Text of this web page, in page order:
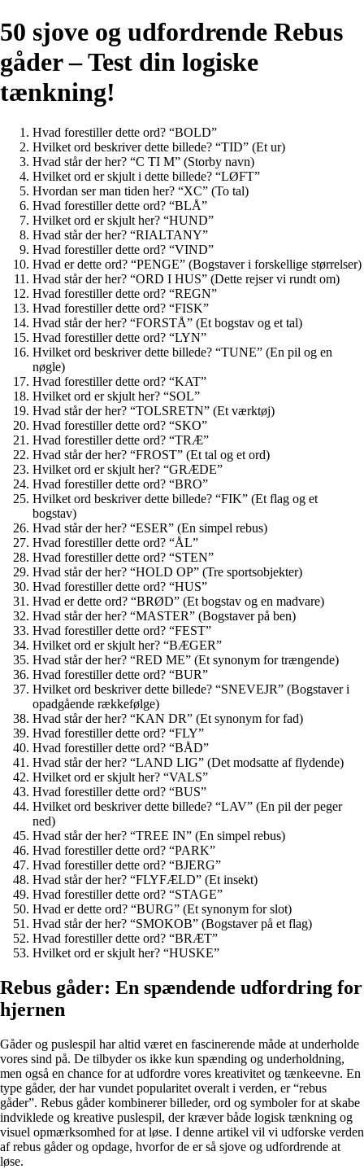
50 sjove og udfordrende Rebus
gåder – Test din logiske
tænkning!
Hvad forestiller dette ord? “BOLD”
Hvilket ord beskriver dette billede? “TID” (Et ur)
Hvad står der her? “C TI M” (Storby navn)
Hvilket ord er skjult i dette billede? “LØFT”
Hvordan ser man tiden her? “XC” (To tal)
Hvad forestiller dette ord? “BLÅ”
Hvilket ord er skjult her? “HUND”
Hvad står der her? “RIALTANY”
Hvad forestiller dette ord? “VIND”
Hvad er dette ord? “PENGE” (Bogstaver i forskellige størrelser)
Hvad står der her? “ORD I HUS” (Dette rejser vi rundt om)
Hvad forestiller dette ord? “REGN”
Hvad forestiller dette ord? “FISK”
Hvad står der her? “FORSTÅ” (Et bogstav og et tal)
Hvad forestiller dette ord? “LYN”
Hvilket ord beskriver dette billede? “TUNE” (En pil og en
nøgle)
Hvad forestiller dette ord? “KAT”
Hvilket ord er skjult her? “SOL”
Hvad står der her? “TOLSRETN” (Et værktøj)
Hvad forestiller dette ord? “SKO”
Hvad forestiller dette ord? “TRÆ”
Hvad står der her? “FROST” (Et tal og et ord)
Hvilket ord er skjult her? “GRÆDE”
Hvad forestiller dette ord? “BRO”
Hvilket ord beskriver dette billede? “FIK” (Et flag og et
bogstav)
Hvad står der her? “ESER” (En simpel rebus)
Hvad forestiller dette ord? “ÅL”
Hvad forestiller dette ord? “STEN”
Hvad står der her? “HOLD OP” (Tre sportsobjekter)
Hvad forestiller dette ord? “HUS”
Hvad er dette ord? “BRØD” (Et bogstav og en madvare)
Hvad står der her? “MASTER” (Bogstaver på ben)
Hvad forestiller dette ord? “FEST”
Hvilket ord er skjult her? “BÆGER”
Hvad står der her? “RED ME” (Et synonym for trængende)
Hvad forestiller dette ord? “BUR”
Hvilket ord beskriver dette billede? “SNEVEJR” (Bogstaver i
opadgående rækkefølge)
Hvad står der her? “KAN DR” (Et synonym for fad)
Hvad forestiller dette ord? “FLY”
Hvad forestiller dette ord? “BÅD”
Hvad står der her? “LAND LIG” (Det modsatte af flydende)
Hvilket ord er skjult her? “VALS”
Hvad forestiller dette ord? “BUS”
Hvilket ord beskriver dette billede? “LAV” (En pil der peger
ned)
Hvad står der her? “TREE IN” (En simpel rebus)
Hvad forestiller dette ord? “PARK”
Hvad forestiller dette ord? “BJERG”
Hvad står der her? “FLYFÆLD” (Et insekt)
Hvad forestiller dette ord? “STAGE”
Hvad er dette ord? “BURG” (Et synonym for slot)
Hvad står der her? “SMOKOB” (Bogstaver på et flag)
Hvad forestiller dette ord? “BRÆT”
Hvilket ord er skjult her? “HUSKE”
Rebus gåder: En spændende udfordring for
hjernen
Gåder og puslespil har altid været en fascinerende måde at underholde
vores sind på. De tilbyder os ikke kun spænding og underholdning,
men også en chance for at udfordre vores kreativitet og tænkeevne. En
type gåder, der har vundet popularitet overalt i verden, er “rebus
gåder”. Rebus gåder kombinerer billeder, ord og symboler for at skabe
indviklede og kreative puslespil, der kræver både logisk tænkning og
visuel opmærksomhed for at løse. I denne artikel vil vi udforske verden
af rebus gåder og opdage, hvorfor de er så sjove og udfordrende at
løse.